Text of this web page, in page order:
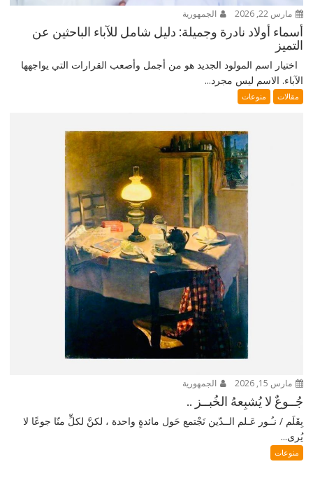
مارس 22, 2026 الجمهورية
أسماء أولاد نادرة وجميلة: دليل شامل للآباء الباحثين عن
التميز
اختيار اسم المولود الجديد هو من أجمل وأصعب القرارات التي يواجهها
الآباء. الاسم ليس مجرد...
مقالات منوعات
مارس 15, 2026 الجمهورية
جُــوعٌ لا يُشبِعهُ الخُبــز ..
بِقَلَم / نـُـور عَـلم الــدّين نَجْتمع حَول مائدةٍ واحدة ، لكنَّ لكلٍّ منّا جوعًا لا
يُرى...
منوعات